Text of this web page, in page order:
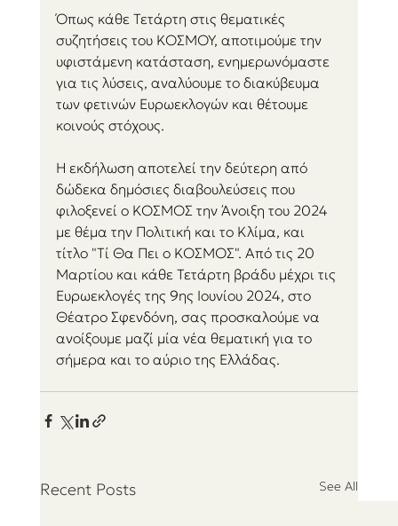
​Όπως κάθε Τετάρτη στις θεματικές
συζητήσεις του ΚΟΣΜΟΥ, αποτιμούμε την
υφιστάμενη κατάσταση, ενημερωνόμαστε
για τις λύσεις, αναλύουμε το διακύβευμα
των φετινών Ευρωεκλογών και θέτουμε
κοινούς στόχους.
H εκδήλωση αποτελεί την δεύτερη από
δώδεκα δημόσιες διαβουλεύσεις που
φιλοξενεί ο ΚΟΣΜΟΣ την Άνοιξη του 2024
με θέμα την Πολιτική και το Κλίμα, ​και
τίτλο "Τί Θα Πει ο ΚΟΣΜΟΣ"​. Από τις 20
Μαρτίου και κάθε Τετάρτη βράδυ μέχρι τις
Ευρωεκλογές της 9ης Ιουνίου 2024, στο
Θέατρο Σφενδόνη, ​σας προσκαλούμε να
ανοίξουμε μαζί μία νέα θεματική για το
σήμερα και το αύριο της Ελλάδας.
Recent Posts See All